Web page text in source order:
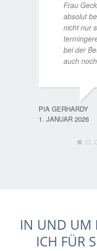
Frau
absolut
nicht nur
bei der
auch
PIA GERHARDY
1. JANUAR 2026
IN UND UM
ICH FÜR